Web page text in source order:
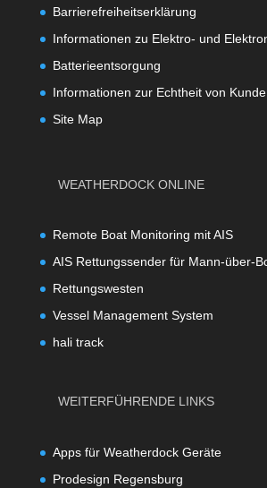
Barrierefreiheitserklärung
Informationen zu Elektro- und
Batterieentsorgung
Informationen zur Echtheit von
Site Map
WEATHERDOCK ONLINE
Remote Boat Monitoring mit AIS
AIS Rettungssender für Mann-über-
Rettungswesten
Vessel Management System
hali track
WEITERFÜHRENDE LINKS
Apps für Weatherdock Geräte
Prodesign Regensburg